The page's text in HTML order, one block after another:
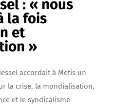
: « nous
la fois
et
»
accordait à Metis un
la crise, la mondialisation,
et le syndicalisme